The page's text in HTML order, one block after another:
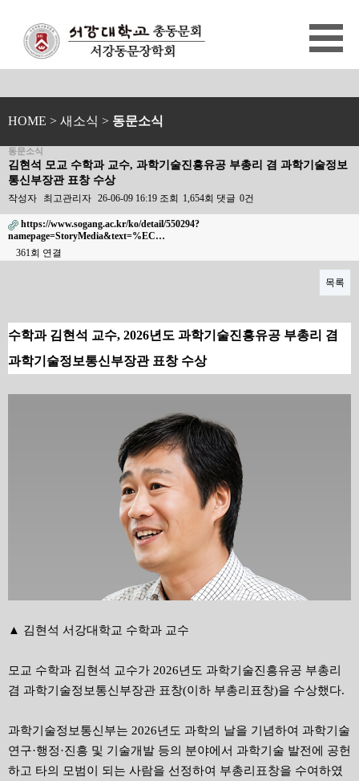
HOME > 새소식 > 동문소식
동문소식
김현석 모교 수학과 교수, 과학기술진흥유공 부총리 겸 과학기술정보
통신부장관 표창 수상
작성자 최고관리자 26-06-09 16:19 조회 1,654회 댓글 0건
https://www.sogang.ac.kr/ko/detail/550294?
namepage=StoryMedia&text=%EC…
361회 연결
목록
본문
수학과 김현석 교수, 2026년도 과학기술진흥유공 부총리 겸
과학기술정보통신부장관 표창 수상
▲ 김현석 서강대학교 수학과 교수
모교 수학과 김현석 교수가 2026년도 과학기술진흥유공 부총리
겸 과학기술정보통신부장관 표창(이하 부총리표창)을 수상했다.
과학기술정보통신부는 2026년도 과학의 날을 기념하여 과학기술
연구·행정·진흥 및 기술개발 등의 분야에서 과학기술 발전에 공헌
하고 타의 모범이 되는 사람을 선정하여 부총리표창을 수여하였